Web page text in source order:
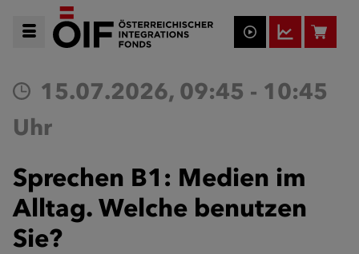
15.07.2026, 09:45 - 10:45
Uhr
Sprechen B1: Medien im
Alltag. Welche benutzen
Sie?